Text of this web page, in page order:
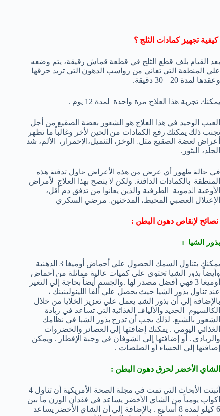
كيفية تجهيز كمادات الثلج ؟
بعد القيام بلف قطع الثلج في قطعة قماش رقيقة، يتم وضعه
علي المنطقة التي تعاني من رواسب الدهون التي تريد حرقها
وعقدها لمدة 20 – 30 دقيقة.
يمكنك تجربة هذا العلاج مرة واحدة لمدة 12 يوم .
العيب الوحيد في هذا العلاج هو الشعور بعضة الصقيع من أجل
تجنب ذلك يمكنك رفع الكمادات من الحين لأخر وغالباً ما تظهر
أعراض لعضة الصقيع مثل، الوخز، التنميل،الإحمرار، الألم، شد
الجلد، البثور.
في حالة ظهور أي عرض من هذه الأعراض حاول تدفئة هذه
المنطقة بالكمادات الدافئة. ولكن لا ينصح بهذا العلاج لأمراض
الأوعية الدموية الطرفية والذين يعانوا من تدفق دم أقل،
الإعتلال العصبي المحيط، المدخنين، مرضي السكري.
نصائح لإنقاص دهون البطن :
بذور الشيا :
يمكنك بتناول السمك الحصول علي أحماض أوميغا 3 الدهنية
وأيضاً بذور الشيا تحتوي علي كميات عالية مماثلة من أحماض
أوميغا 3 فهي أفضل مصدر لها .والجسم أيضاً بحاجة إلي التغير
عند تناول بذور الشيا حيث يحصل علي ألفا اللينولينينك ،
بالإضافة إلي أن بذور الشيا يعمل علي تعزيز الخلايا من خلال
الكالسيوم الحديد والألياف الغذائية التي تساعد في زيادة
الشعور بالشبع. لذلك يجب أن تدرج بذور الشيا في نظامك
الغذائي اليومي . يمكنك إضافتها إلي العصائر والخضروات
والزبادي . أو إضافتها إلي الشوفان في وجبة الإفطار . ويمكن
إضافتها إلي الحساء أو الصلصات .
الشاي الأخضر لحرق دهون البطن :
أثبتت الأبحاث التي تمت في مجلة الصحة الأمريكية أن تناول 4
اكواب يومياً من الشاي الأخضر يساعد في فقدان الوزن ما بين
6 كيلو لمدة 8 أسابيع . بالإضافة إلي أن الشاي الأخضر يساعد